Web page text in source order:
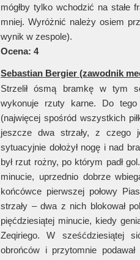
mógłby tylko wchodzić na stałe
mniej. Wyróżnić należy osiem
wynik w zespole).
Ocena: 4
Sebastian Bergier (zawodnik
Strzelił ósmą bramkę w tym
wykonuje rzuty karne. Do tego
(najwięcej spośród wszystkich
jeszcze dwa strzały, z czego
sytuacyjnie dołożył nogę i nad
był rzut rożny, po którym padł
minucie, uprzednio dobrze
końcówce pierwszej połowy
strzały – dwa z nich blokował
pięćdziesiątej minucie, kiedy
Zeqiriego. W sześćdziesiątej
obrońców i przytomnie